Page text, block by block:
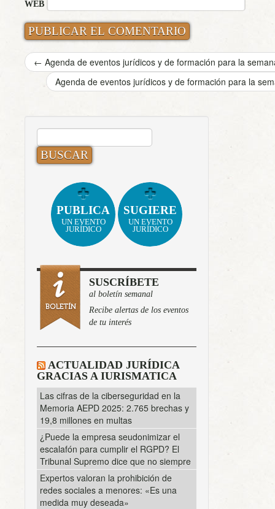
WEB
← Agenda de eventos jurídicos y de formación para la
Agenda de eventos jurídicos y de formación para la
BUSCAR:
PUBLICA
UN EVENTO
JURÍDICO
SUGIERE
UN EVENTO
JURÍDICO
SUSCRÍBETE
al boletín semanal
Recibe alertas de los eventos
de tu interés
ACTUALIDAD JURÍDICA
GRACIAS A IURISMATICA
Las cifras de la ciberseguridad en la
Memoria AEPD 2025: 2.765 brechas y
19,8 millones en multas
¿Puede la empresa seudonimizar el
escalafón para cumplir el RGPD? El
Tribunal Supremo dice que no siempre
Expertos valoran la prohibición de
redes sociales a menores: «Es una
medida muy deseada»